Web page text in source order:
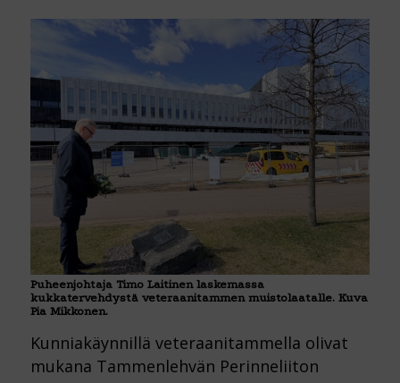
Puheenjohtaja Timo Laitinen laskemassa
kukkatervehdystä veteraanitammen muistolaatalle. Kuva
Pia Mikkonen.
Kunniakäynnillä veteraanitammella olivat
mukana Tammenlehvän Perinneliiton